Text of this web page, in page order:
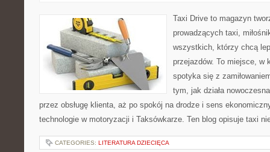
Taxi Drive to magazyn
prowadzących taxi,
wszystkich, którzy chcą
przejazdów. To miejsce, w
spotyka się z
tym, jak działa
przez obsługę klienta, aż po spokój na drodze i sens
technologie w motoryzacji i Taksówkarze. Ten blog opisuje taxi
CATEGORIES: LITERATURA DZIECIĘCA